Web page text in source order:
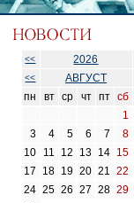
<< 2026
<<
АВГУСТ
пн
вт ср чт пт сб
1
3
4 5 6 7 8
10
11 12 13 14 15
17
18 19 20 21 22
24 25 26 27 28 29